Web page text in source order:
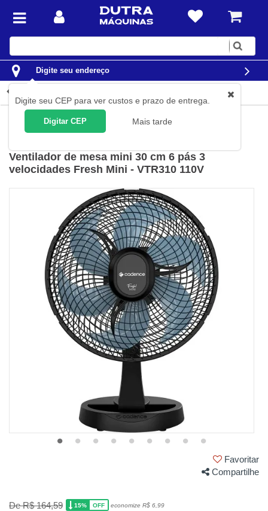
Digite
Digite seu endereço
Digite seu CEP para ver custos e prazo de entrega.
Digitar CEP Mais tarde
Ar e Clima Ventiladores Ventiladores de Mesa
Ventilador de mesa mini 30 cm 6 pás 3
velocidades Fresh Mini - VTR310 110V
Favoritar
Compartilhe
De R$ 164,59 15% OFF economize R$ 6,99